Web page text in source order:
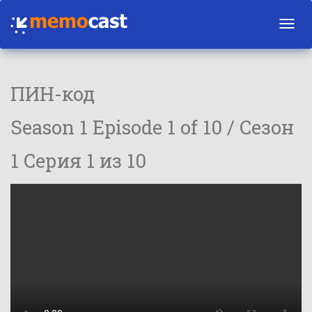
ПИН-код
Season 1 Episode 1 of 10 / Сезон
1 Серия 1 из 10